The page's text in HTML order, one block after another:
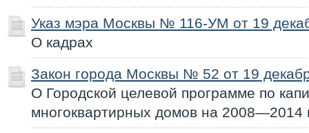
Указ мэра Москвы № 116-УМ от 19
О кадрах
Закон города Москвы № 52 от 19
О Городской целевой программе по
многоквартирных домов на 2008—2014